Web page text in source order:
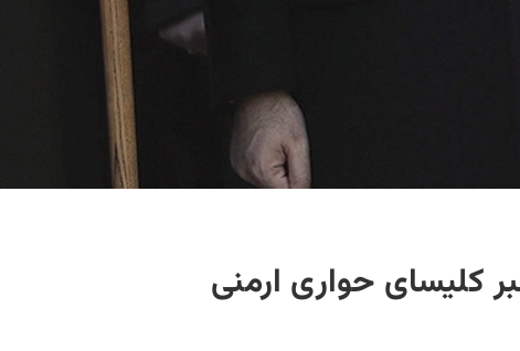
کلیسای حواری ارمنی